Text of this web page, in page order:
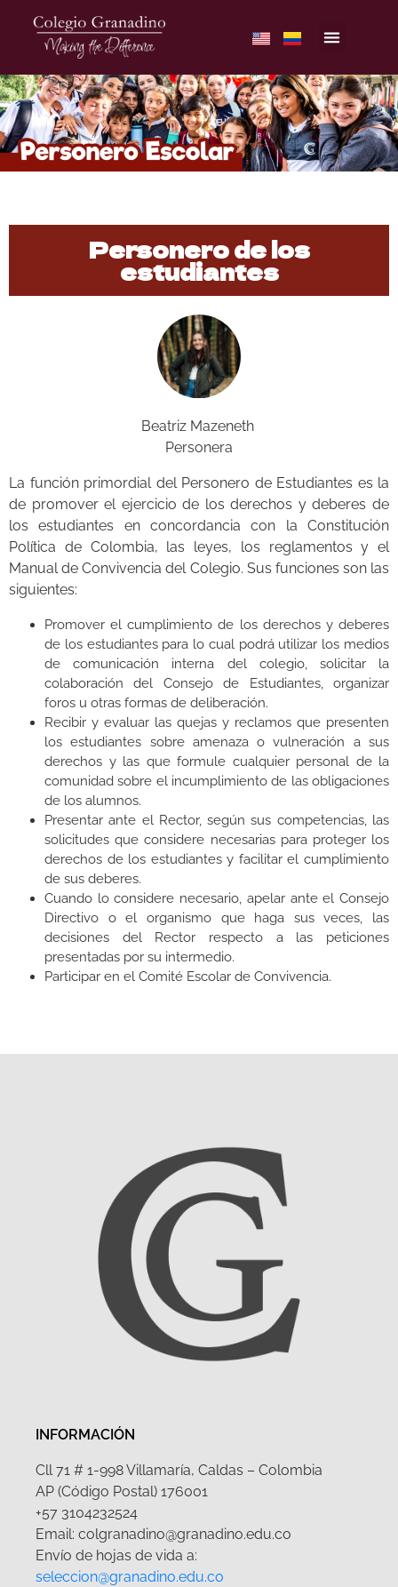
Personero de los
estudiantes
Beatriz Mazeneth
Personera
La función primordial del Personero de Estudiantes es la
de promover el ejercicio de los derechos y deberes de
los estudiantes en concordancia con la Constitución
Política de Colombia, las leyes, los reglamentos y el
Manual de Convivencia del Colegio. Sus funciones son las
siguientes:
Promover el cumplimiento de los derechos y deberes
de los estudiantes para lo cual podrá utilizar los medios
de comunicación interna del colegio, solicitar la
colaboración del Consejo de Estudiantes, organizar
foros u otras formas de deliberación.
Recibir y evaluar las quejas y reclamos que presenten
los estudiantes sobre amenaza o vulneración a sus
derechos y las que formule cualquier personal de la
comunidad sobre el incumplimiento de las obligaciones
de los alumnos.
Presentar ante el Rector, según sus competencias, las
solicitudes que considere necesarias para proteger los
derechos de los estudiantes y facilitar el cumplimiento
de sus deberes.
Cuando lo considere necesario, apelar ante el Consejo
Directivo o el organismo que haga sus veces, las
decisiones del Rector respecto a las peticiones
presentadas por su intermedio.
Participar en el Comité Escolar de Convivencia.
INFORMACIÓN
Cll 71 # 1-998 Villamaría, Caldas – Colombia
AP (Código Postal) 176001
+57 3104232524
Email: colgranadino@granadino.edu.co
Envío de hojas de vida a:
seleccion@granadino.edu.co